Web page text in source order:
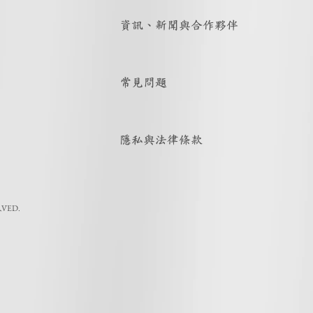
資訊、新聞與合作夥伴
常見問題
隱私與法律條款